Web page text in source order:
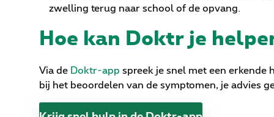
zwelling terug naar school of de opvang.
Hoe kan Doktr je
Via de Doktr-app spreek je snel met een erkende
bij het beoordelen van de symptomen, je advies